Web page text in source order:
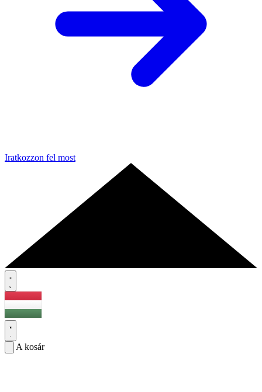
Iratkozzon fel most
A kosár